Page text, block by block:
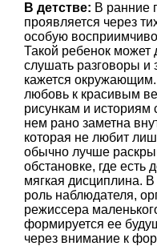
В детстве: В ранние
проявляется через
особую
Такой ребенок может
слушать разговоры и
кажется
любовь к красивым
рисункам и историям
нем рано заметна
которая не любит
обычно лучше
обстановке, где есть
мягкая дисциплина.
роль наблюдателя,
режиссера
формируется ее
через внимание к